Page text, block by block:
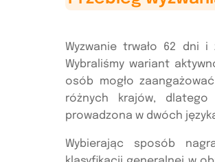
Wyzwanie trwało 62 dni
Wybraliśmy wariant
osób mogło
różnych krajów, dlatego
prowadzona w dwóch
Wybierając sposób